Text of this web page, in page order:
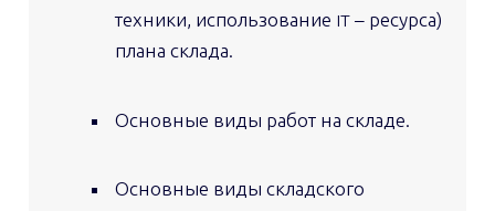
техники, использование IT– ресурса)
плана склада.
Основные виды работ на складе.
Основные виды складского